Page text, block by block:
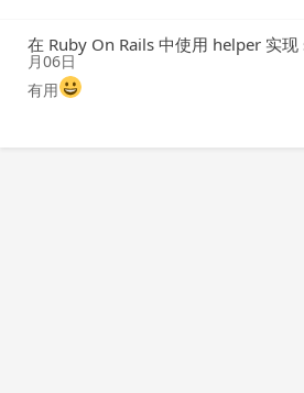
在 Ruby On Rails 中使用 helper 实
月06日
有用